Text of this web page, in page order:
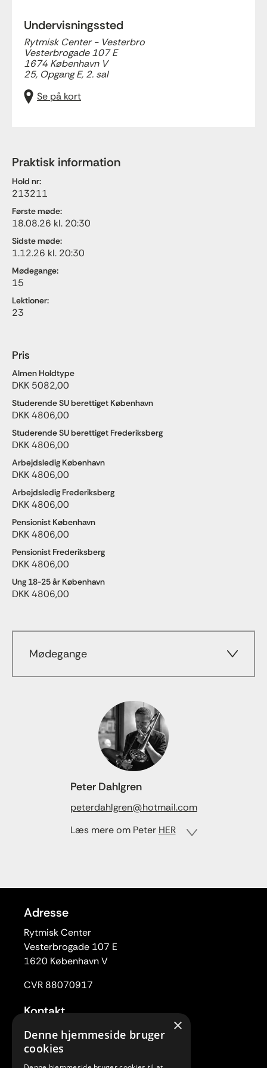
Undervisningssted
Rytmisk Center - Vesterbro
Vesterbrogade 107 E
1674 København V
25, Opgang E, 2. sal
Se på kort
Praktisk information
Hold nr:
213211
Første møde:
18.08.26 kl. 20:30
Sidste møde:
1.12.26 kl. 20:30
Mødegange:
15
Lektioner:
23
Pris
Almen Holdtype
DKK 5082,00
Studerende SU berettiget København
DKK 4806,00
Studerende SU berettiget Frederiksberg
DKK 4806,00
Arbejdsledig København
DKK 4806,00
Arbejdsledig Frederiksberg
DKK 4806,00
Pensionist København
DKK 4806,00
Pensionist Frederiksberg
DKK 4806,00
Ung 18-25 år København
DKK 4806,00
Mødegange
Peter Dahlgren
peterdahlgren@hotmail.com
Læs mere om Peter HER
Adresse
Rytmisk Center
Vesterbrogade 107 E
1620 København V
CVR 88070917
Kontakt
Tlf. 33 22 59 84
Mail:rc@rytmiskcenter.dk
×
Denne hjemmeside bruger
cookies